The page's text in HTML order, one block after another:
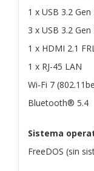
1 x USB 3.2
3 x USB 3.2
1 x HDMI 2.1 FRL
1 x RJ-45 LAN
Wi-Fi 7
Bluetooth® 5.4
Sistema
FreeDOS (sin